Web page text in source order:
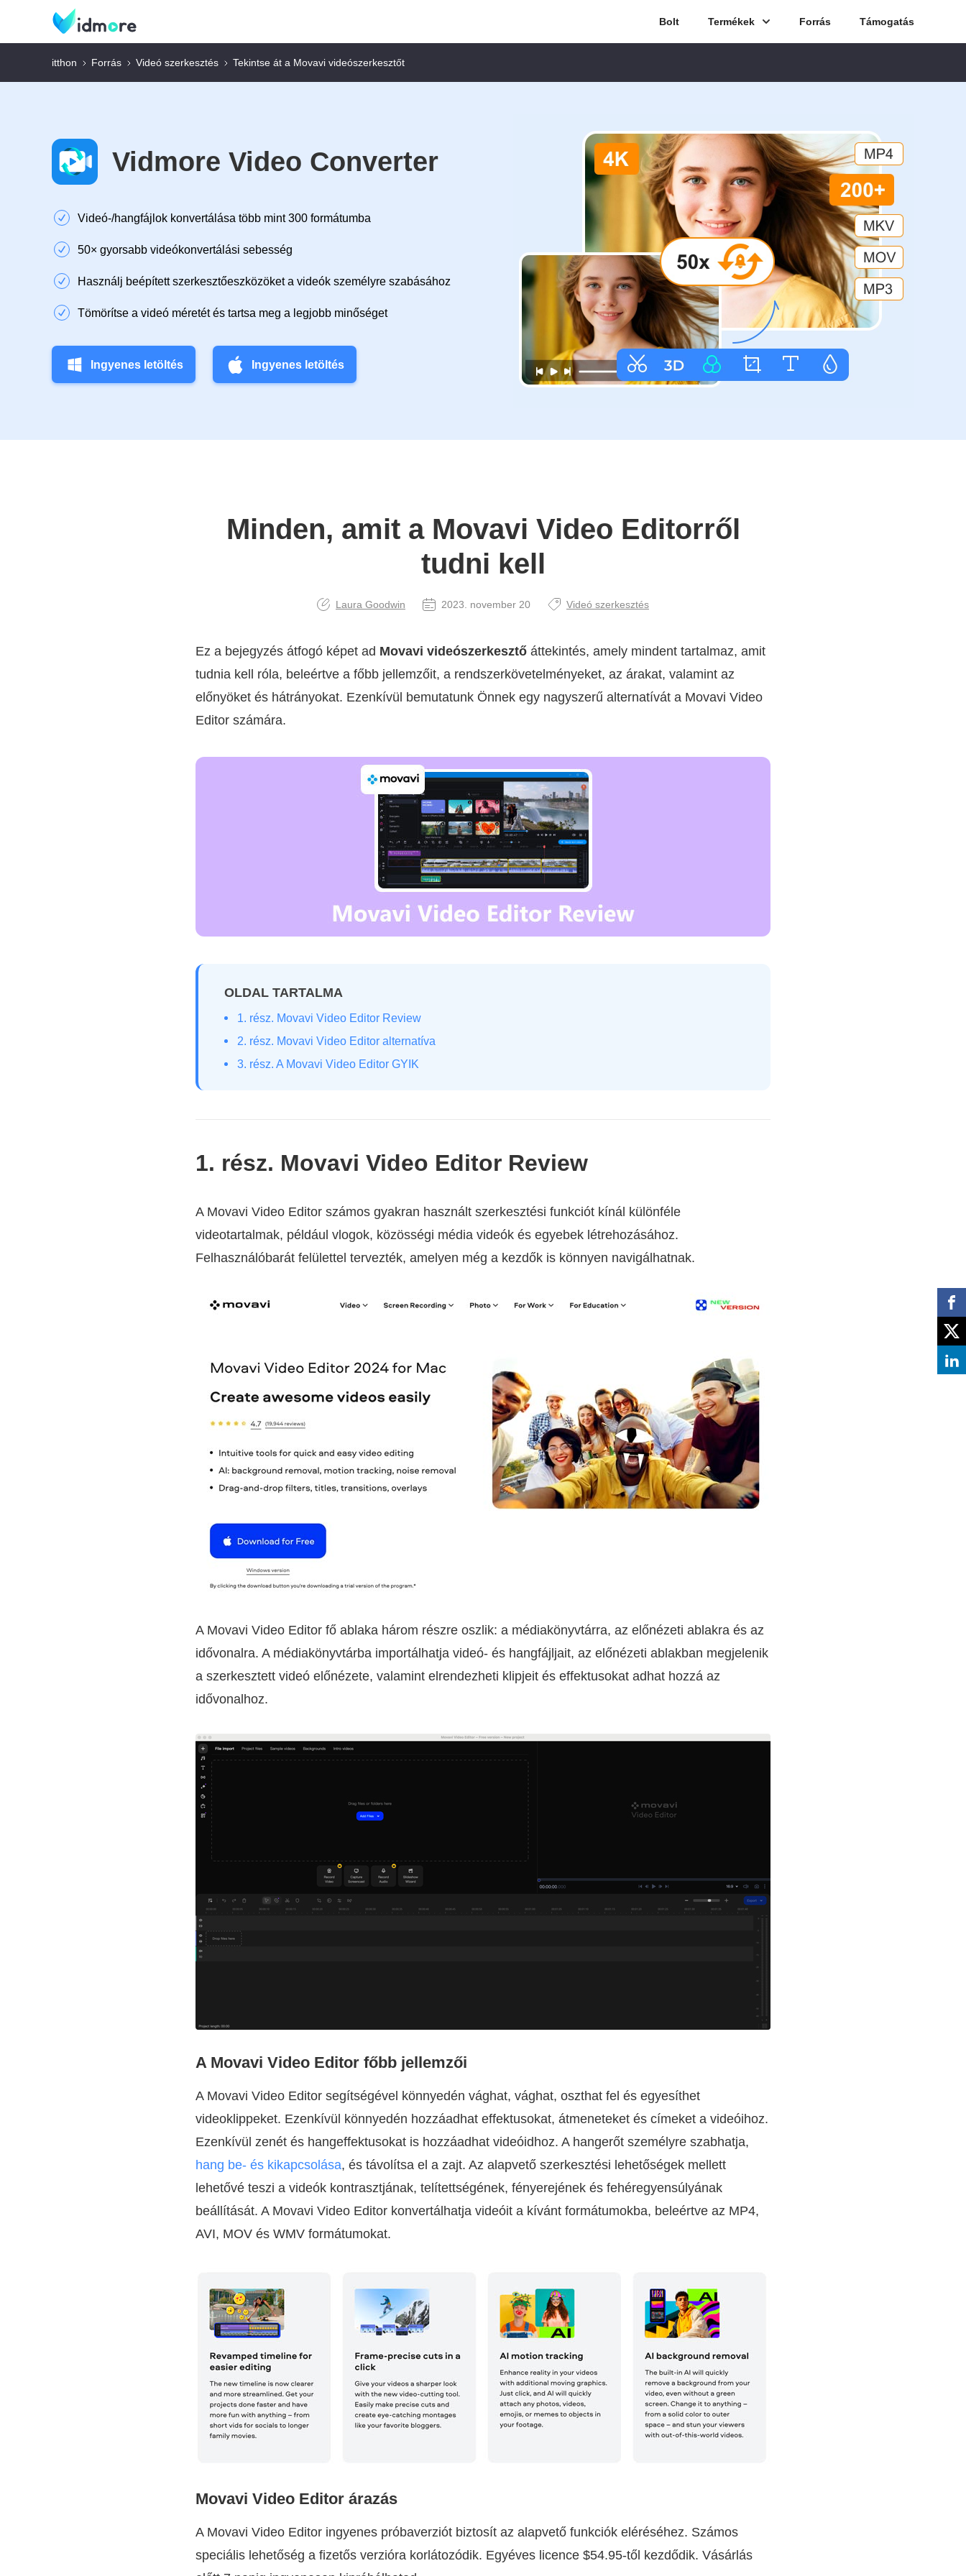
Bolt Termékek Forrás Támogatás
itthon Forrás Videó szerkesztés Tekintse át a Movavi videószerkesztőt
Vidmore Video Converter
Videó-/hangfájlok konvertálása több mint 300 formátumba
50× gyorsabb videókonvertálási sebesség
Használj beépített szerkesztőeszközöket a videók személyre szabásához
Tömörítse a videó méretét és tartsa meg a legjobb minőséget
Ingyenes letöltés Ingyenes letöltés
Minden, amit a Movavi Video Editorről
tudni kell
Laura Goodwin 2023. november 20 Videó szerkesztés
Ez a bejegyzés átfogó képet ad Movavi videószerkesztő áttekintés, amely mindent tartalmaz, amit
tudnia kell róla, beleértve a főbb jellemzőit, a rendszerkövetelményeket, az árakat, valamint az
előnyöket és hátrányokat. Ezenkívül bemutatunk Önnek egy nagyszerű alternatívát a Movavi Video
Editor számára.
OLDAL TARTALMA
1. rész. Movavi Video Editor Review
2. rész. Movavi Video Editor alternatíva
3. rész. A Movavi Video Editor GYIK
1. rész. Movavi Video Editor Review
A Movavi Video Editor számos gyakran használt szerkesztési funkciót kínál különféle
videotartalmak, például vlogok, közösségi média videók és egyebek létrehozásához.
Felhasználóbarát felülettel tervezték, amelyen még a kezdők is könnyen navigálhatnak.
A Movavi Video Editor fő ablaka három részre oszlik: a médiakönyvtárra, az előnézeti ablakra és az
idővonalra. A médiakönyvtárba importálhatja videó- és hangfájljait, az előnézeti ablakban megjelenik
a szerkesztett videó előnézete, valamint elrendezheti klipjeit és effektusokat adhat hozzá az
idővonalhoz.
A Movavi Video Editor főbb jellemzői
A Movavi Video Editor segítségével könnyedén vághat, vághat, oszthat fel és egyesíthet
videoklippeket. Ezenkívül könnyedén hozzáadhat effektusokat, átmeneteket és címeket a videóihoz.
Ezenkívül zenét és hangeffektusokat is hozzáadhat videóidhoz. A hangerőt személyre szabhatja,
hang be- és kikapcsolása, és távolítsa el a zajt. Az alapvető szerkesztési lehetőségek mellett
lehetővé teszi a videók kontrasztjának, telítettségének, fényerejének és fehéregyensúlyának
beállítását. A Movavi Video Editor konvertálhatja videóit a kívánt formátumokba, beleértve az MP4,
AVI, MOV és WMV formátumokat.
Movavi Video Editor árazás
A Movavi Video Editor ingyenes próbaverziót biztosít az alapvető funkciók eléréséhez. Számos
speciális lehetőség a fizetős verzióra korlátozódik. Egyéves licence $54.95-től kezdődik. Vásárlás